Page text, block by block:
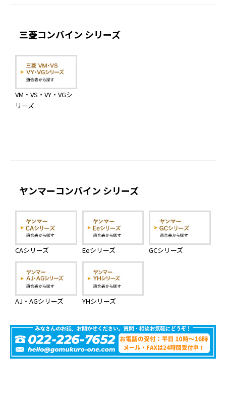
三菱コンバイン シリーズ
VM・VS・VY・VGシ
リーズ
ヤンマーコンバイン シリーズ
CAシリーズ Eeシリーズ GCシリーズ
AJ・AGシリーズ YHシリーズ